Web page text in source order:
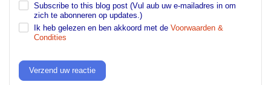
Subscribe to this blog post (Vul aub uw e-mailadres in om
zich te abonneren op updates.)
Ik heb gelezen en ben akkoord met de Voorwaarden &
Condities
Verzend uw reactie